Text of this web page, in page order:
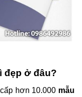
đẹp ở đâu?
hơn 10.000 mẫu